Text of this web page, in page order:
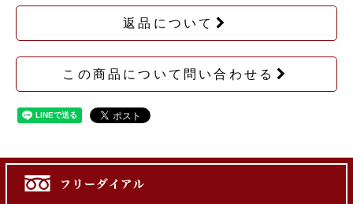
返品について
この商品について問い合わせる